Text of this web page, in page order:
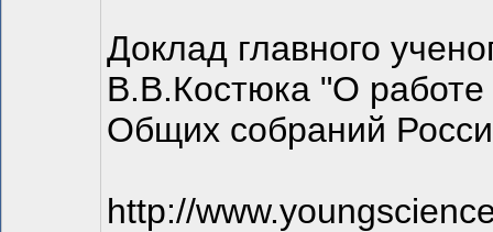
Доклад главного
В.В.Костюка "О
Общих собраний
http://